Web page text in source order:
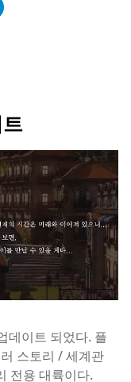
데이트 되었다. 플
스토리 / 세계관
전용 대륙이다.